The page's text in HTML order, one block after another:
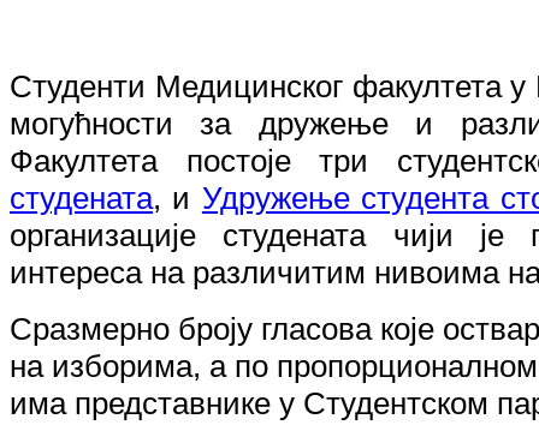
Студенти Медицинског факултета
могућности за дружење и
Факултета постоје три
студената, и Удружење студента
организације студената чији
интереса на различитим нивоима
Сразмерно броју гласова које
на изборима, а по пропорционалном
има представнике у Студентском